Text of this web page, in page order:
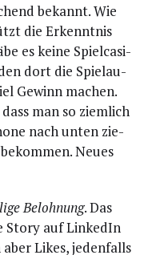
bekannt. Wie
die Erkennt­nis
es kei­ne Spiel­ca­si­
dort die Spiel­au­
Gewinn machen.
man so ziem­lich
nach unten zie­
Neu­es
Beloh­nung. Das
Sto­ry auf Lin­ke­dIn
Likes, jeden­falls